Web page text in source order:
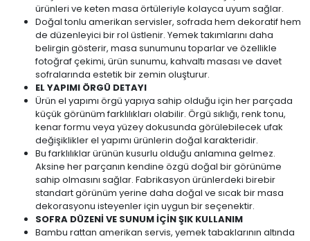
ürünleri ve keten masa örtüleriyle kolayca uyum sağlar.
Doğal tonlu amerikan servisler, sofrada hem dekoratif hem
de düzenleyici bir rol üstlenir. Yemek takımlarını daha
belirgin gösterir, masa sunumunu toparlar ve özellikle
fotoğraf çekimi, ürün sunumu, kahvaltı masası ve davet
sofralarında estetik bir zemin oluşturur.
EL YAPIMI ÖRGÜ DETAYI
Ürün el yapımı örgü yapıya sahip olduğu için her parçada
küçük görünüm farklılıkları olabilir. Örgü sıklığı, renk tonu,
kenar formu veya yüzey dokusunda görülebilecek ufak
değişiklikler el yapımı ürünlerin doğal karakteridir.
Bu farklılıklar ürünün kusurlu olduğu anlamına gelmez.
Aksine her parçanın kendine özgü doğal bir görünüme
sahip olmasını sağlar. Fabrikasyon ürünlerdeki birebir
standart görünüm yerine daha doğal ve sıcak bir masa
dekorasyonu isteyenler için uygun bir seçenektir.
SOFRA DÜZENİ VE SUNUM İÇİN ŞIK KULLANIM
Bambu rattan amerikan servis, yemek tabaklarının altında